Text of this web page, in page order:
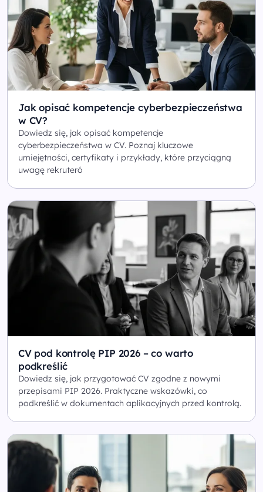
Jak opisać kompetencje cyberbezpieczeństwa
w CV?
Dowiedz się, jak opisać kompetencje
cyberbezpieczeństwa w CV. Poznaj kluczowe
umiejętności, certyfikaty i przykłady, które przyciągną
uwagę rekruteró
CV pod kontrolę PIP 2026 – co warto
podkreślić
Dowiedz się, jak przygotować CV zgodne z nowymi
przepisami PIP 2026. Praktyczne wskazówki, co
podkreślić w dokumentach aplikacyjnych przed kontrolą.